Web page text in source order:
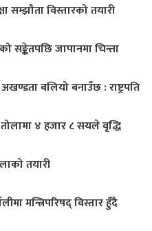
सम्झौता विस्तारको तयारी
सङ्केतपछि जापानमा चिन्ता
बलियो बनाउँछ : राष्ट्रपति
४ हजार ८ सयले वृद्धि
तयारी
मन्त्रिपरिषद् विस्तार हुँदै